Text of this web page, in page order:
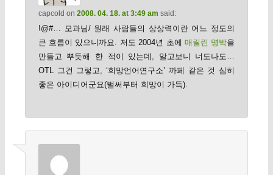
capcold on 2008. 04. 18. at 3:49 am said:
!@#… 모과님/ 원래 사람들의 상상력이란 어느 정도의
큰 흐름이 있으니까요. 저도 2004년 초에 매릴린 명박을
만들고 뿌듯해 한 적이 있는데, 알고보니 너도나도…
OTL 그건 그렇고, ‘희망언어연구소’ 까페 같은 것 심히
좋은 아이디어군요(벌써부터 희망이 가득).